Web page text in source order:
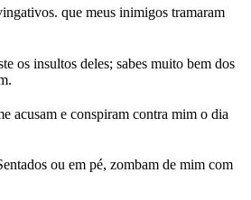
que meus inimigos tramaram
os insultos deles; sabes muito bem dos
acusam e conspiram contra mim o dia
ou em pé, zombam de mim com